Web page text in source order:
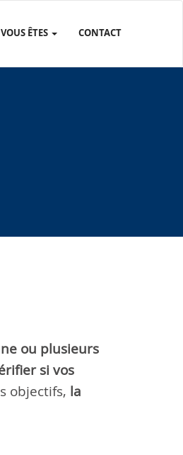
VOUS ÊTES CONTACT
ou plusieurs
si vos
objectifs, la